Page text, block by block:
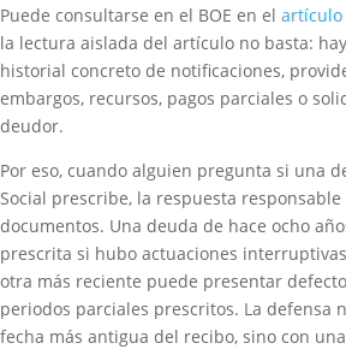
Puede consultarse en el BOE en el artículo
la lectura aislada del artículo no basta:
historial concreto de notificaciones,
embargos, recursos, pagos parciales o
deudor.
Por eso, cuando alguien pregunta si una
Social prescribe, la respuesta
documentos. Una deuda de hace ocho
prescrita si hubo actuaciones
otra más reciente puede presentar
periodos parciales prescritos. La defensa
fecha más antigua del recibo, sino con